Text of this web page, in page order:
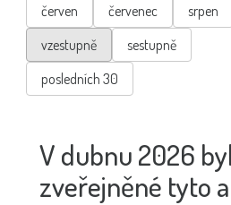
červen
červenec
srpen
vzestupně
sestupně
posledních 30
V dubnu 2026
zveřejněné tyto